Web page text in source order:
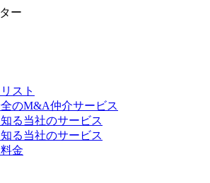
ー
スト
のM&A仲介サービス
る当社のサービス
る当社のサービス
金